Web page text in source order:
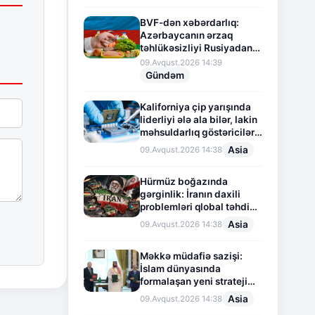
BVF-dən xəbərdarlıq:
Azərbaycanın ərzaq
təhlükəsizliyi Rusiyadan
asılı vəziyyətdədir
09.Avqust.2026 14:39
Gündəm
Kaliforniya çip yarışında
liderliyi ələ ala bilər, lakin
məhsuldarlıq göstəriciləri
aşağı düşür
09.Avqust.2026 14:38 Asia
Hürmüz boğazında
gərginlik: İranın daxili
problemləri qlobal təhdidə
çevrilir
09.Avqust.2026 14:38 Asia
Məkkə müdafiə sazişi:
İslam dünyasında
formalaşan yeni strateji
tarazlıq
09.Avqust.2026 14:38 Asia